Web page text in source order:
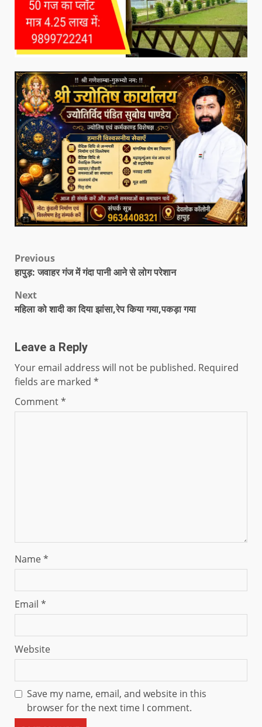
Previous
हापुड़: जवाहर गंज में गंदा पानी आने से लोग परेशान
Next
महिला को शादी का दिया झांसा,रेप किया गया,पकड़ा गया
Leave a Reply
Your email address will not be published. Required
fields are marked *
Comment*
Name*
Email *
Website
Save my name, email, and website in this
browser for the next time I comment.